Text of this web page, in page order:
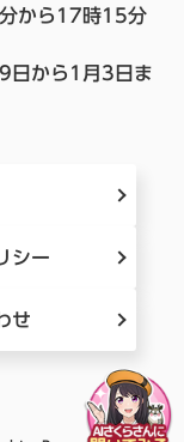
から17時15分
日から1月3日ま
シー
せ